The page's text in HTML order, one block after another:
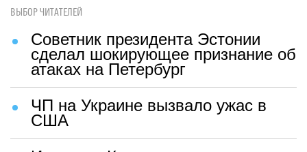
ВЫБОР ЧИТАТЕЛЕЙ
Советник президента Эстонии
сделал шокирующее признание об
атаках на Петербург
ЧП на Украине вызвало ужас в
США